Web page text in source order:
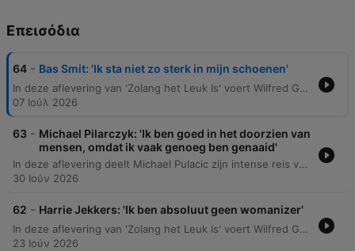
Επεισόδια
64 - Bas Smit: 'Ik sta niet zo sterk in mijn schoenen'
In deze aflevering van 'Zolang het Leuk Is' voert Wilfred Genee een diepgaand gesprek met Bas Smit over zijn persoonlijke missie om kinderkanker te bestrijden en zijn intense, optimistische levenshouding. Bas deelt zijn ervaringen met de druk van publieke opinie, de uitdagingen van het opvoeden van kinderen in een digitale wereld en hoe hij omgaat met online negativiteit en kritiek. Het gesprek verschuift naar ondernemerschap, authenticiteit en de balans tussen enorme levensenergie en het vinden van rust. Bas reflecteert op zijn achtergrond, de waarde van familie en het belang van het ombuigen van persoonlijke beperkingen naar krachten, terwijl hij pleit voor een focus op positiviteit en het vieren van het leven.
07 Ιούλ 2026
63 - Michael Pilarczyk: 'Ik ben goed in het doorzien van
mensen, omdat ik vaak genoeg ben genaaid'
In deze aflevering deelt Michael Pulacic zijn intense reis van enorme financiële successen naar een traumatische crash door riskante optiehandel. Hij reflecteert op de diepe persoonlijke impact van schulden, mentale strijd en de transformatie die hij onderging door het vaderschap en zakelijke conflicten in de mediawereld. Daarnaast bespreekt hij de verkoop van zijn bedrijf aan De Telegraaf, de lessen over vertrouwen en contracten, en de invloed van zijn vader, die vanuit Polen naar Nederland vluchtte. De podcast eindigt met een reflectie op zingeving, de zoektocht naar identiteit na succes en het belang van het helpen van anderen.
30 Ιούν 2026
62 - Harrie Jekkers: 'Ik ben absoluut geen womanizer'
In deze aflevering van 'Zolang het Leuk Is' voert Wilfred Genee een diepgaand gesprek met Harry Jekkers. Jekkers deelt persoonlijke verhalen over zijn leven op Ibiza, zijn creatieve proces en de rol van twijfel, maar reflecteert ook op turbulente periodes waarin hij te maken kreeg met de dood van een vriend, alcoholproblemen en de diagnose blaaskanker. Daarnaast bespreekt hij zijn intensieve samenwerking met Jeroen van Merwijk, zijn Haagse roots en zijn visie op het artiestenleven. Hij deelt zijn besluit om op een hoogtepunt met zijn carrière te stoppen en reflecteert op thema's als rijkdom, relaties en de blijvende impact van muziek.
23 Ιούν 2026